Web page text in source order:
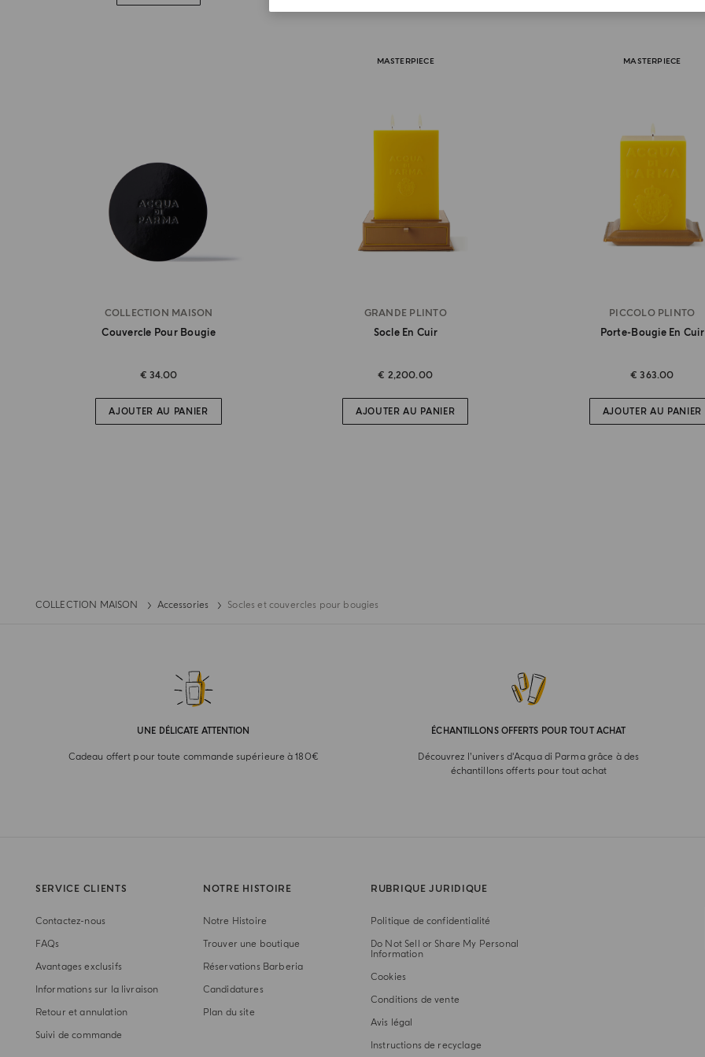
COLLECTION MAISON
Couvercle Pour Bougie
€ 34.00
AJOUTER AU PANIER
MASTERPIECE
GRANDE PLINTO
Socle En Cuir
€ 2,200.00
AJOUTER AU PANIER
MASTERPIECE
PICCOLO PLINTO
Porte-Bougie En Cuir
€ 363.00
AJOUTER AU PANIER
COLLECTION MAISON Accessories Socles et couvercles pour bougies
UNE DÉLICATE ATTENTION
Cadeau offert pour toute commande supérieure à 180€
ÉCHANTILLONS OFFERTS POUR TOUT ACHAT
Découvrez l’univers d'Acqua di Parma grâce à des
échantillons offerts pour tout achat
SERVICE CLIENTS
Contactez-nous
FAQs
Avantages exclusifs
Informations sur la livraison
Retour et annulation
Suivi de commande
NOTRE HISTOIRE
Notre Histoire
Trouver une boutique
Réservations Barberia
Candidatures
Plan du site
RUBRIQUE JURIDIQUE
Politique de confidentialité
Do Not Sell or Share My Personal
Information
Cookies
Conditions de vente
Avis légal
Instructions de recyclage